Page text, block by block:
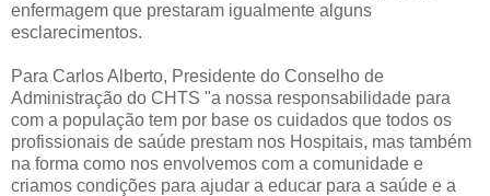
enfermagem que prestaram igualmente alguns
esclarecimentos.
Para Carlos Alberto, Presidente do Conselho de
Administração do CHTS "a nossa responsabilidade para
com a população tem por base os cuidados que todos os
profissionais de saúde prestam nos Hospitais, mas também
na forma como nos envolvemos com a comunidade e
criamos condições para ajudar a educar para a saúde e a